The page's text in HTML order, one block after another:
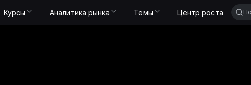
Курсы Аналитика рынка Темы Центр роста